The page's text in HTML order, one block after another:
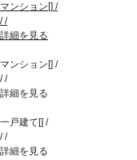
マンション [] /
//
詳細を見る
マンション [] /
//
詳細を見る
一戸建て [] /
//
詳細を見る